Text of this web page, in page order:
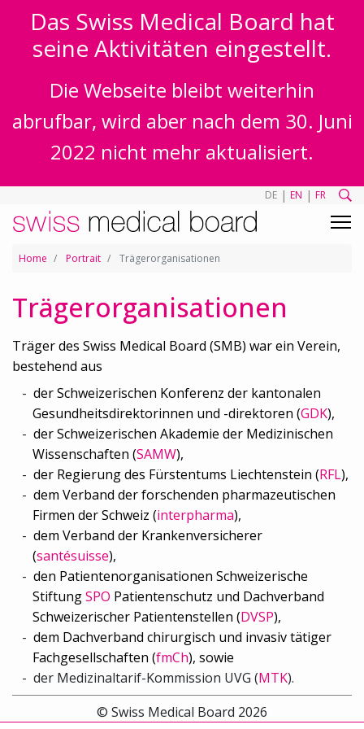
Das Swiss Medical Board hat
seine Aktivitäten eingestellt.
Die Webseite bleibt weiterhin
abrufbar, wird aber nach dem 30. Juni
2022 nicht mehr aktualisiert.
DE | EN | FR
Home Portrait Trägerorganisationen
Trägerorganisationen
Träger des Swiss Medical Board (SMB) war ein Verein,
bestehend aus
der Schweizerischen Konferenz der kantonalen
Gesundheitsdirektorinnen und -direktoren (GDK),
der Schweizerischen Akademie der Medizinischen
Wissenschaften (SAMW),
der Regierung des Fürstentums Liechtenstein (RFL),
dem Verband der forschenden pharmazeutischen
Firmen der Schweiz (interpharma),
dem Verband der Krankenversicherer
(santésuisse),
den Patientenorganisationen Schweizerische
StiftungSPO Patientenschutz und Dachverband
Schweizerischer Patientenstellen (DVSP),
dem Dachverband chirurgisch und invasiv tätiger
Fachgesellschaften (fmCh), sowie
der Medizinaltarif-Kommission UVG (MTK).
© Swiss Medical Board 2026